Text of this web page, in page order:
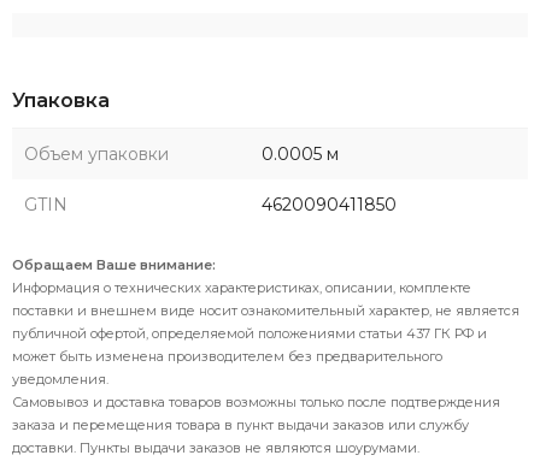
Упаковка
Объем упаковки 0.0005 м
GTIN 4620090411850
Обращаем Ваше внимание:
Информация о технических характеристиках, описании, комплекте
поставки и внешнем виде носит ознакомительный характер, не является
публичной офертой, определяемой положениями статьи 437 ГК РФ и
может быть изменена производителем без предварительного
уведомления.
Самовывоз и доставка товаров возможны только после подтверждения
заказа и перемещения товара в пункт выдачи заказов или службу
доставки. Пункты выдачи заказов не являются шоурумами.